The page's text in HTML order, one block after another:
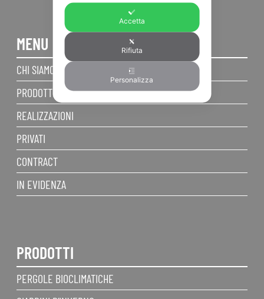
MENU
CHI SIAMO
PRODOTTI
REALIZZAZIONI
PRIVATI
CONTRACT
IN EVIDENZA
PRODOTTI
PERGOLE BIOCLIMATICHE
Accetta
Rifiuta
Personalizza